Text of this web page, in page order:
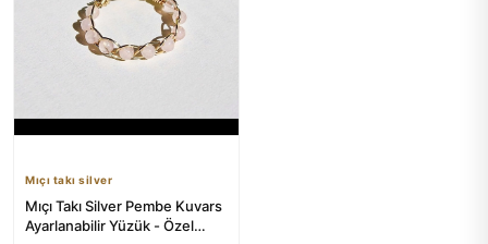
Mıçı takı silver
Mıçı Takı Silver Pembe Kuvars
Ayarlanabilir Yüzük - Özel